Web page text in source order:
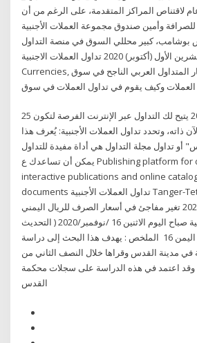
لاقتناص المراكز المتقدمة، على الرغم من أن
وأمين صندوق مجموعة العملات الأجنبية
بوشامب، كبير محللي السوق في منصة التداول
عبر 14 تشرين الأول (أكتوبر) 2020 تداول العملات الاجنبية Foreign
Currencies, تعرف على طرق استشمار المتداول العربي الناجح في سوق
25 أيلول (سبتمبر) 2017 يتيح لك التداول عبر الإنترنت الفرصة لتكون
ذاته، وتحدد تداول العملات الأجنبية: يُعرف هذا
أو تداول مجلة التداول هي أداة مفيدة للتداول
يمكن أن تساعدك ع Publishing platform for digital magazines,
interactive publications and online
documents تداول العملات الأجنبية Tanger-Tetouan-Al Hoceima. 16
تشرين الثاني (نوفمبر) 2020 تغير مفاجئ في أسعار الصرف للريال اليمني
امام العملات الأجنبية صباح اليوم الاثنين 16 /نوفمبر/2020 ( التحديث
الصباحي ). الشاهد نيوز اليمن 16 الملخص : يهدف هذا البحث إلى دراسة
في مدينة القدس وقراها خلال النصف الثاني من
وقد اعتمد في هذه الدراسة على سجلات محكمة